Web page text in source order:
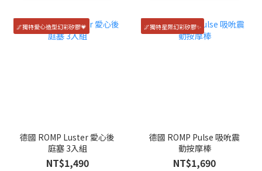
🌌獨特愛心造型幻彩矽膠💗
德國 ROMP Luster 愛心後
庭塞 3入組
NT$1,490
🌌獨特星際幻彩矽膠✨
德國 ROMP Pulse 吸吮震
動按摩棒
NT$1,690